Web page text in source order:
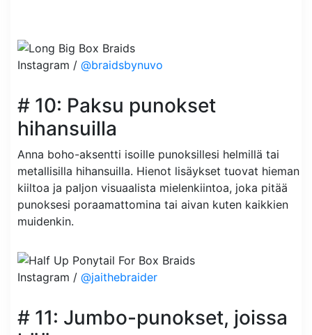
Instagram / @braidsbynuvo
# 10: Paksu punokset
hihansuilla
Anna boho-aksentti isoille punoksillesi helmillä tai
metallisilla hihansuilla. Hienot lisäykset tuovat hieman
kiiltoa ja paljon visuaalista mielenkiintoa, joka pitää
punoksesi poraamattomina tai aivan kuten kaikkien
muidenkin.
Instagram / @jaithebraider
# 11: Jumbo-punokset, joissa